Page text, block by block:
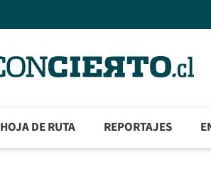
HOJA DE RUTA REPORTAJES